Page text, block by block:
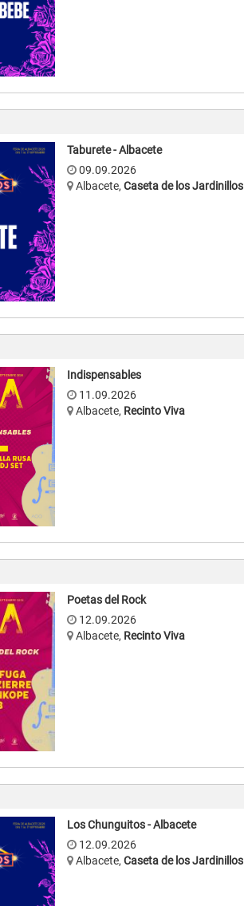
Taburete - Albacete
09.09.2026
Albacete, Caseta de los Jardinillos
Indispensables
11.09.2026
Albacete, Recinto Viva
Poetas del Rock
12.09.2026
Albacete, Recinto Viva
Los Chunguitos - Albacete
12.09.2026
Albacete, Caseta de los Jardinillos